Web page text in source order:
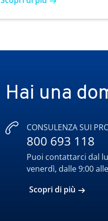
Hai una
CONSULENZA SUI
800 693 118
Puoi contattarci dal
venerdì, dalle 9:00
Scopri di più